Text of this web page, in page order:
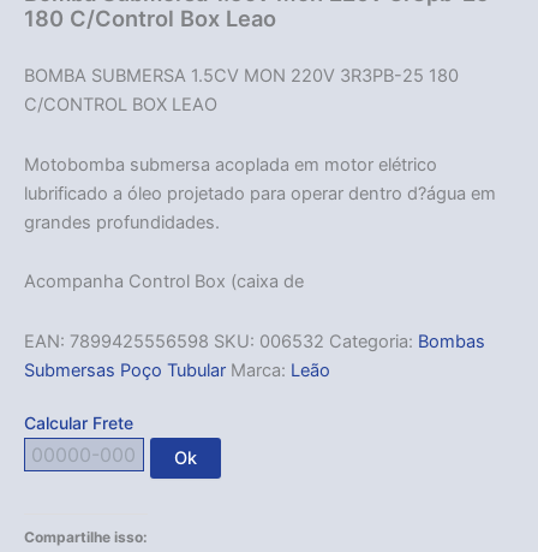
180 C/Control Box Leao
BOMBA SUBMERSA 1.5CV MON 220V 3R3PB-25 180
C/CONTROL BOX LEAO
Motobomba submersa acoplada em motor elétrico
lubrificado a óleo projetado para operar dentro d?água em
grandes profundidades.
Acompanha Control Box (caixa de
EAN: 7899425556598 SKU: 006532 Categoria: Bombas
Submersas Poço Tubular Marca: Leão
Calcular Frete
Ok
Compartilhe isso: